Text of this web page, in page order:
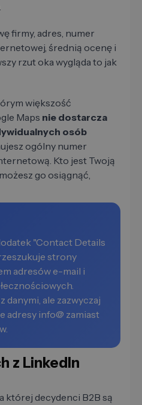
firmy, adres, numer
średnią ocenę i
rzut oka wygląda to jak
większość
Maps nie dostarcza
osób
ogólny numer
Kto jest Twoją
go osiągnąć,
"Contact Details
strony
adresów e-mail i
danymi, ale zazwyczaj
adresy info@ zamiast
z LinkedIn
której decydenci B2B są